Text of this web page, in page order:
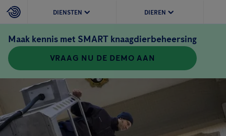
DIENSTEN DIEREN
Maak kennis met SMART knaagdierbeheersing
VRAAG NU DE DEMO AAN